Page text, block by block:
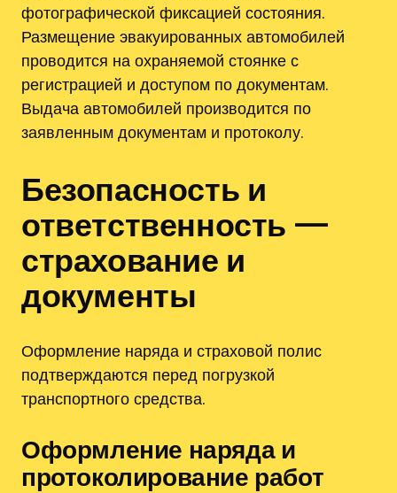
фотографической фиксацией состояния.
Размещение эвакуированных автомобилей
проводится на охраняемой стоянке с
регистрацией и доступом по документам.
Выдача автомобилей производится по
заявленным документам и протоколу.
Безопасность и
ответственность —
страхование и
документы
Оформление наряда и страховой полис
подтверждаются перед погрузкой
транспортного средства.
Оформление наряда и
протоколирование работ